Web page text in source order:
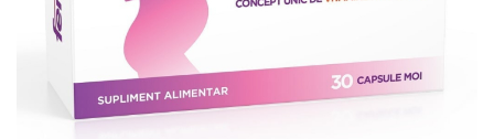
Omega 3
Probiotice si prebiotice
Ingrijire par
Balsam masca si tratament
Produse cu SPF Pentru Fata
Repelenti insecte